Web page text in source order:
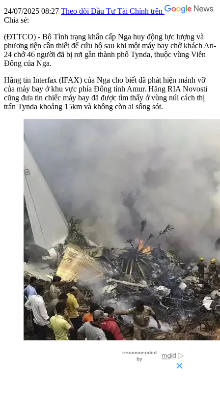
24/07/2025 08:27 Theo dõi Đầu Tư Tài Chính trên
Chia sẻ:
(ĐTTCO) - Bộ Tình trạng khẩn cấp Nga huy động lực lượng và
phương tiện cần thiết để cứu hộ sau khi một máy bay chở khách An-
24 chở 46 người đã bị rơi gần thành phố Tynda, thuộc vùng Viễn
Đông của Nga.
Hãng tin Interfax (IFAX) của Nga cho biết đã phát hiện mảnh vỡ
của máy bay ở khu vực phía Đông tỉnh Amur. Hãng RIA Novosti
cũng đưa tin chiếc máy bay đã được tìm thấy ở vùng núi cách thị
trấn Tynda khoảng 15km và không còn ai sống sót.